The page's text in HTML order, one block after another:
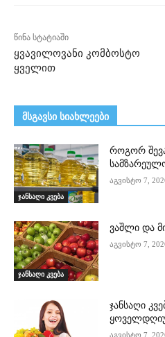
წინა სტატიაში
ყვავილოვანი კომბოსტო
ყველით
მსგავსი სიახლეები
ჯანსაღი კვება
როგორ
აგვისტო 7,
ჯანსაღი კვება
ვაშლი და
აგვისტო 7,
ჯანსაღი
აგვისტო 7,